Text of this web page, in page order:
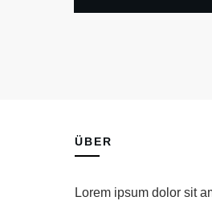
ÜBER
Lorem ipsum dolor sit